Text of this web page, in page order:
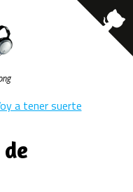
a tener suerte